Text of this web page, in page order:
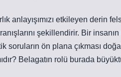
anlayışımızı etkileyen derin
şekillendirir. Bir
ön plana çıkması
Belagatın rolü burada